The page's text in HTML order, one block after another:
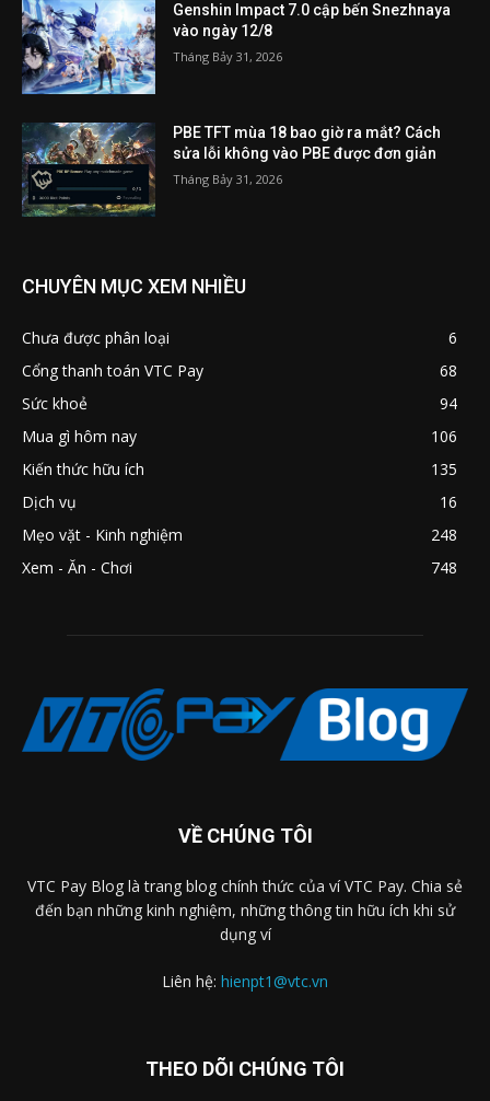
Genshin Impact 7.0 cập bến Snezhnaya
vào ngày 12/8
Tháng Bảy 31, 2026
PBE TFT mùa 18 bao giờ ra mắt? Cách
sửa lỗi không vào PBE được đơn giản
Tháng Bảy 31, 2026
CHUYÊN MỤC XEM NHIỀU
Chưa được phân loại
6
Cổng thanh toán VTC Pay
68
Sức khoẻ
94
Mua gì hôm nay
106
Kiến thức hữu ích
135
Dịch vụ
16
Mẹo vặt - Kinh nghiệm
248
Xem - Ăn - Chơi
748
VỀ CHÚNG TÔI
VTC Pay Blog là trang blog chính thức của ví VTC Pay. Chia sẻ
đến bạn những kinh nghiệm, những thông tin hữu ích khi sử
dụng ví
Liên hệ: hienpt1@vtc.vn
THEO DÕI CHÚNG TÔI